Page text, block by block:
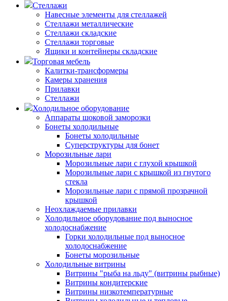
Стеллажи
Навесные элементы для стеллажей
Стеллажи металлические
Стеллажи складские
Стеллажи торговые
Ящики и контейнеры складские
Торговая мебель
Калитки-трансформеры
Камеры хранения
Прилавки
Стеллажи
Холодильное оборудование
Аппараты шоковой заморозки
Бонеты холодильные
Бонеты холодильные
Суперструктуры для бонет
Морозильные лари
Морозильные лари с глухой крышкой
Морозильные лари с крышкой из гнутого
стекла
Морозильные лари с прямой прозрачной
крышкой
Неохлаждаемые прилавки
Холодильное оборудование под выносное
холодоснабжение
Горки холодильные под выносное
холодоснабжение
Бонеты морозильные
Холодильные витрины
Витрины "рыба на льду" (витрины рыбные)
Витрины кондитерские
Витрины низкотемпературные